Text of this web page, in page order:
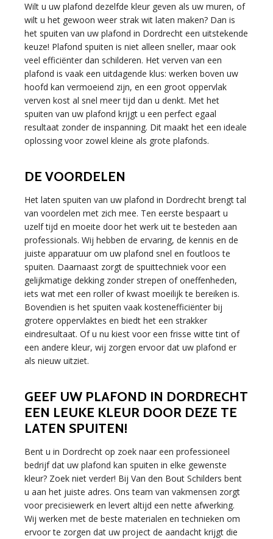
Wilt u uw plafond dezelfde kleur geven als uw muren, of
wilt u het gewoon weer strak wit laten maken? Dan is
het spuiten van uw plafond in Dordrecht een uitstekende
keuze! Plafond spuiten is niet alleen sneller, maar ook
veel efficiënter dan schilderen. Het verven van een
plafond is vaak een uitdagende klus: werken boven uw
hoofd kan vermoeiend zijn, en een groot oppervlak
verven kost al snel meer tijd dan u denkt. Met het
spuiten van uw plafond krijgt u een perfect egaal
resultaat zonder de inspanning. Dit maakt het een ideale
oplossing voor zowel kleine als grote plafonds.
DE VOORDELEN
Het laten spuiten van uw plafond in Dordrecht brengt tal
van voordelen met zich mee. Ten eerste bespaart u
uzelf tijd en moeite door het werk uit te besteden aan
professionals. Wij hebben de ervaring, de kennis en de
juiste apparatuur om uw plafond snel en foutloos te
spuiten. Daarnaast zorgt de spuittechniek voor een
gelijkmatige dekking zonder strepen of oneffenheden,
iets wat met een roller of kwast moeilijk te bereiken is.
Bovendien is het spuiten vaak kostenefficiënter bij
grotere oppervlaktes en biedt het een strakker
eindresultaat. Of u nu kiest voor een frisse witte tint of
een andere kleur, wij zorgen ervoor dat uw plafond er
als nieuw uitziet.
GEEF UW PLAFOND IN DORDRECHT
EEN LEUKE KLEUR DOOR DEZE TE
LATEN SPUITEN!
Bent u in Dordrecht op zoek naar een professioneel
bedrijf dat uw plafond kan spuiten in elke gewenste
kleur? Zoek niet verder! Bij Van den Bout Schilders bent
u aan het juiste adres. Ons team van vakmensen zorgt
voor precisiewerk en levert altijd een nette afwerking.
Wij werken met de beste materialen en technieken om
ervoor te zorgen dat uw project de aandacht krijgt die